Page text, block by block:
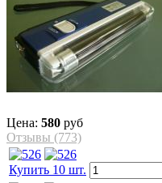
Цена: 580 руб
Отзывы (773)
Купить 10 шт.